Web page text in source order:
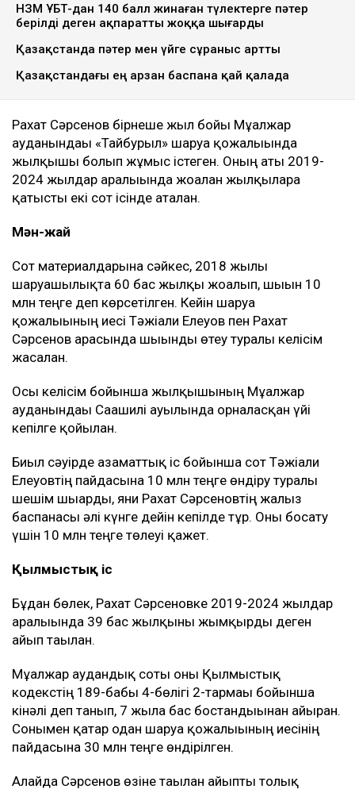
НЗМ ҰБТ-дан 140 балл жинаған түлектерге пәтер
берілді деген ақпаратты жоққа шығарды
Қазақстанда пәтер мен үйге сұраныс артты
Қазақстандағы ең арзан баспана қай қалада
Рахат Сәрсенов бірнеше жыл бойы Мұғалжар
ауданындағы «Тайбурыл» шаруа қожалығында
жылқышы болып жұмыс істеген. Оның аты 2019-
2024 жылдар аралығында жоғалған жылқыларға
қатысты екі сот ісінде аталған.
Мән-жай
Сот материалдарына сәйкес, 2018 жылы
шаруашылықта 60 бас жылқы жоғалып, шығын 10
млн теңге деп көрсетілген. Кейін шаруа
қожалығының иесі Тәжіғали Елеуов пен Рахат
Сәрсенов арасында шығынды өтеу туралы келісім
жасалған.
Осы келісім бойынша жылқышының Мұғалжар
ауданындағы Сағашилі ауылында орналасқан үйі
кепілге қойылған.
Биыл сәуірде азаматтық іс бойынша сот Тәжіғали
Елеуовтің пайдасына 10 млн теңге өндіру туралы
шешім шығарды, яғни Рахат Сәрсеновтің жалғыз
баспанасы әлі күнге дейін кепілде тұр. Оны босату
үшін 10 млн теңге төлеуі қажет.
Қылмыстық іс
Бұдан бөлек, Рахат Сәрсеновке 2019-2024 жылдар
аралығында 39 бас жылқыны жымқырды деген
айып тағылған.
Мұғалжар аудандық соты оны Қылмыстық
кодекстің 189-бабы 4-бөлігі 2-тармағы бойынша
кінәлі деп танып, 7 жылға бас бостандығынан айырған.
Сонымен қатар одан шаруа қожалығының иесінің
пайдасына 30 млн теңге өндірілген.
Алайда Сәрсенов өзіне тағылған айыпты толық